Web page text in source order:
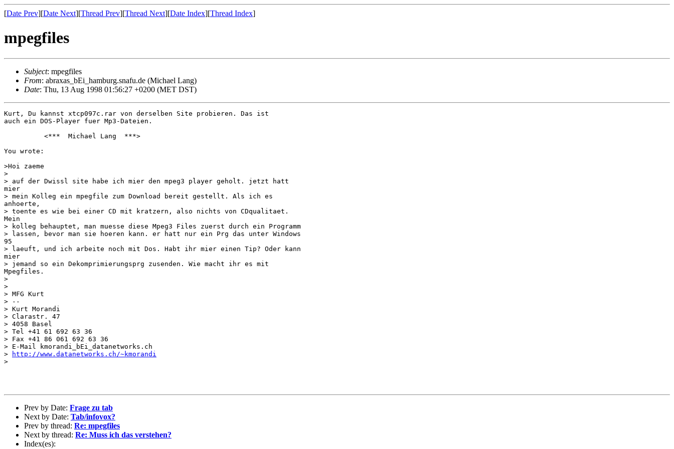
[Date Prev][Date Next][Thread Prev][Thread Next][Date Index][Thread Index]
mpegfiles
Subject: mpegfiles
From: abraxas_bEi_hamburg.snafu.de (Michael Lang)
Date: Thu, 13 Aug 1998 01:56:27 +0200 (MET DST)
Kurt, Du kannst xtcp097c.rar von derselben Site probieren. Das ist
auch ein DOS-Player fuer Mp3-Dateien.
          <***  Michael Lang  ***>
You wrote:
>Hoi zaeme
>
> auf der Dwissl site habe ich mier den mpeg3 player geholt. jetzt hatt
mier
> mein Kolleg ein mpegfile zum Download bereit gestellt. Als ich es
anhoerte,
> toente es wie bei einer CD mit kratzern, also nichts von CDqualitaet.
Mein
> kolleg behauptet, man muesse diese Mpeg3 Files zuerst durch ein Programm
> lassen, bevor man sie hoeren kann. er hatt nur ein Prg das unter Windows
95
> laeuft, und ich arbeite noch mit Dos. Habt ihr mier einen Tip? Oder kann
mier
> jemand so ein Dekomprimierungsprg zusenden. Wie macht ihr es mit
Mpegfiles.
>
>
> MFG Kurt
> --
> Kurt Morandi
> Clarastr. 47
> 4058 Basel
> Tel +41 61 692 63 36
> Fax +41 86 061 692 63 36
> E-Mail kmorandi_bEi_datanetworks.ch
>
http://www.datanetworks.ch/~kmorandi
>
Prev by Date: Frage zu tab
Next by Date: Tab/infovox?
Prev by thread: Re: mpegfiles
Next by thread: Re: Muss ich das verstehen?
Index(es):